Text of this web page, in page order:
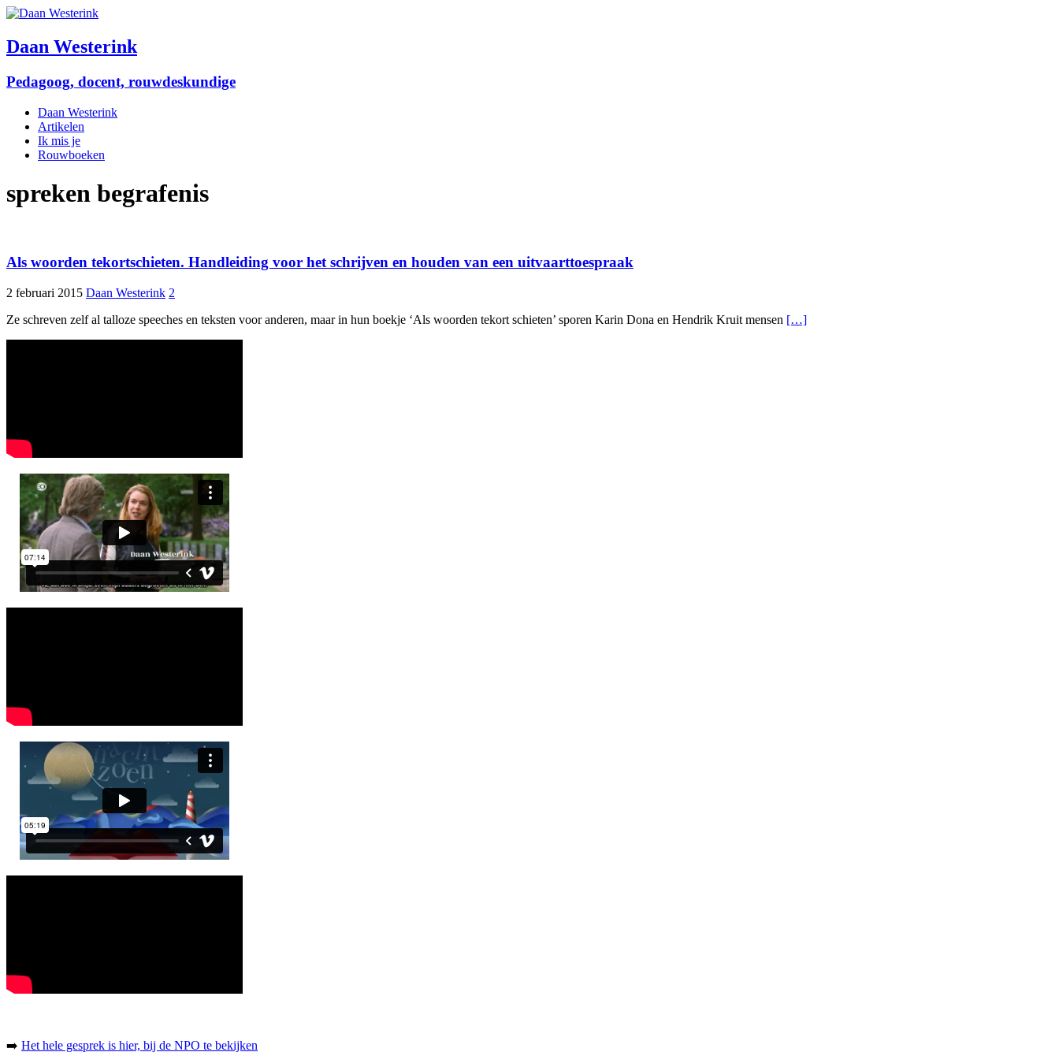
Daan Westerink
Pedagoog, docent, rouwdeskundige
Daan Westerink
Artikelen
Ik mis je
Rouwboeken
spreken begrafenis
Als woorden tekortschieten. Handleiding voor het schrijven en houden van een uitvaarttoespraak
2 februari 2015 Daan Westerink 2
Ze schreven zelf al talloze speeches en teksten voor anderen, maar in hun boekje ‘Als woorden tekort schieten’ sporen Karin Dona en Hendrik Kruit mensen […]
➡️ Het hele gesprek is hier, bij de NPO te bekijken